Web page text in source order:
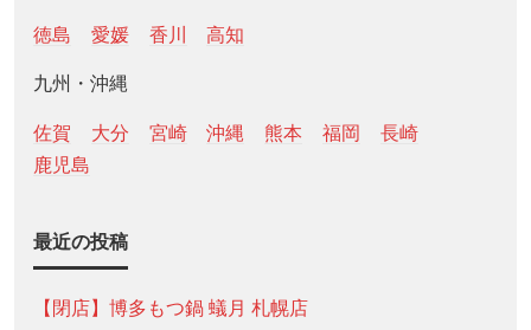
徳島 愛媛 香川 高知
九州・沖縄
佐賀 大分 宮崎 沖縄 熊本 福岡
長崎
鹿児島
最近の投稿
【閉店】博多もつ鍋 蟻月 札幌店